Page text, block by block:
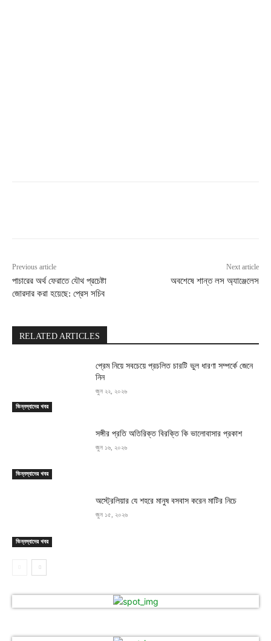
Previous article
পাচারের অর্থ ফেরাতে যৌথ প্রচেষ্টা
জোরদার করা হয়েছে: প্রেস সচিব
Next article
অবশেষে শান্ত লস অ্যাঞ্জেলেস
RELATED ARTICLES
ভিন্নস্বাদের খবর
প্রেম নিয়ে সবচেয়ে প্রচলিত চারটি ভুল ধারণা সম্পর্কে জেনে
নিন
জুন ২২, ২০২৬
ভিন্নস্বাদের খবর
সঙ্গীর প্রতি অতিরিক্ত বিরক্তি কি ভালোবাসার প্রকাশ
জুন ১৬, ২০২৬
ভিন্নস্বাদের খবর
অস্ট্রেলিয়ার যে শহরে মানুষ বসবাস করেন মাটির নিচে
জুন ১৫, ২০২৬